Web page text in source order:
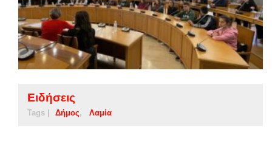
Ειδήσεις
Tags | Δήμος Λαμία